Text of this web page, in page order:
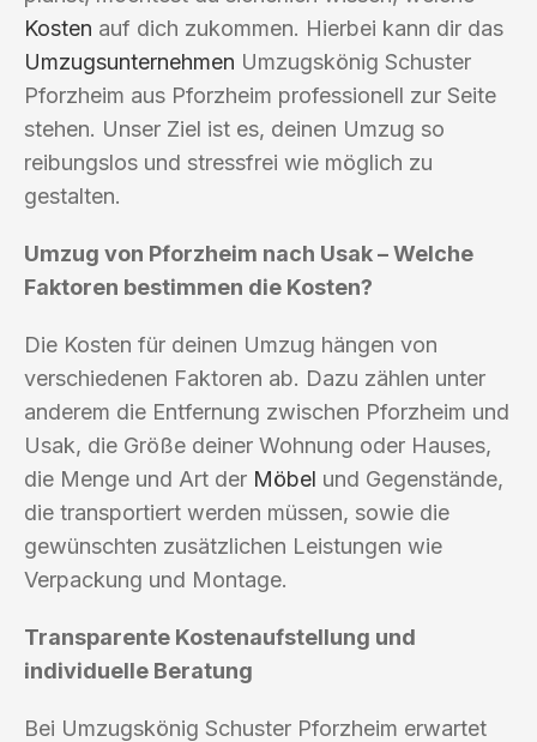
Kosten auf dich zukommen. Hierbei kann dir das
Umzugsunternehmen Umzugskönig Schuster
Pforzheim aus Pforzheim professionell zur Seite
stehen. Unser Ziel ist es, deinen Umzug so
reibungslos und stressfrei wie möglich zu
gestalten.
Umzug von Pforzheim nach Usak – Welche
Faktoren bestimmen die Kosten?
Die Kosten für deinen Umzug hängen von
verschiedenen Faktoren ab. Dazu zählen unter
anderem die Entfernung zwischen Pforzheim und
Usak, die Größe deiner Wohnung oder Hauses,
die Menge und Art der Möbel und Gegenstände,
die transportiert werden müssen, sowie die
gewünschten zusätzlichen Leistungen wie
Verpackung und Montage.
Transparente Kostenaufstellung und
individuelle Beratung
Bei Umzugskönig Schuster Pforzheim erwartet